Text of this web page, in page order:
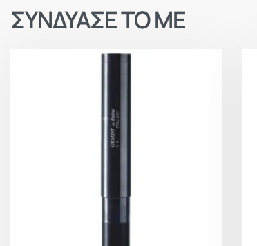
ΣΥΝΔΥΑΣΕ ΤΟ ΜΕ